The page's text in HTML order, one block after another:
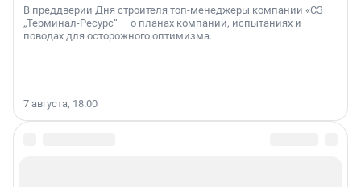
В преддверии Дня строителя топ-менеджеры компании «СЗ
„Терминал-Ресурс“ — о планах компании, испытаниях и
поводах для осторожного оптимизма.
7 августа, 18:00